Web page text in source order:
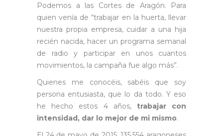
Podemos a las Cortes de Aragón. Para
quien venía de “trabajar en la huerta, llevar
nuestra propia empresa, cuidar a una hija
recién nacida, hacer un programa semanal
de radio y participar en unos cuantos
movimientos, la campaña fue algo más”.
Quienes me conocéis, sabéis que soy
persona entusiasta, que lo da todo. Y eso
he hecho estos 4 años,trabajar con
intensidad, dar lo mejor de mi mismo.